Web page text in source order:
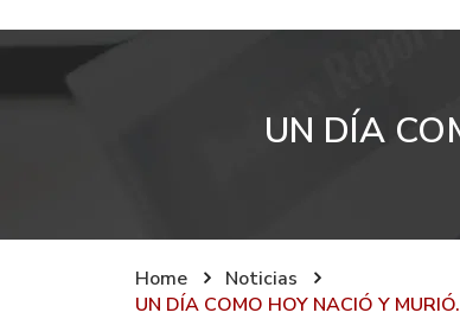
UN DÍA
Home
Noticias
UN DÍA COMO HOY NACIÓ Y